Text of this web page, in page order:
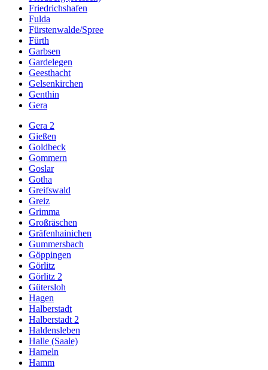
Friedrichshafen
Fulda
Fürstenwalde/Spree
Fürth
Garbsen
Gardelegen
Geesthacht
Gelsenkirchen
Genthin
Gera
Gera 2
Gießen
Goldbeck
Gommern
Goslar
Gotha
Greifswald
Greiz
Grimma
Großräschen
Gräfenhainichen
Gummersbach
Göppingen
Görlitz
Görlitz 2
Gütersloh
Hagen
Halberstadt
Halberstadt 2
Haldensleben
Halle (Saale)
Hameln
Hamm